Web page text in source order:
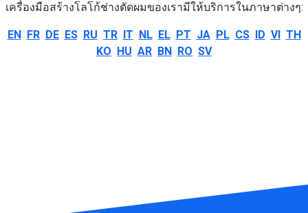
เครื่องมือสร้างโลโก้ช่างตัดผมของเรามีให้บริการในภาษาต่างๆ:
EN FR DE ES RU TR IT NL EL PT JA PL CS ID VI TH
KO HU AR BN RO SV